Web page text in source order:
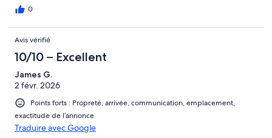
0
Avis vérifié
10/10 – Excellent
James G.
2 févr. 2026
Points forts : Propreté, arrivée, communication, emplacement,
exactitude de l’annonce
Traduire avec Google